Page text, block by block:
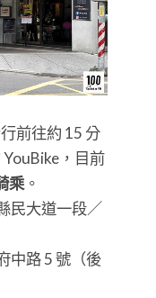
前往約 15 分
，目前
乘 。
民大道一段／
中路 5 號（後